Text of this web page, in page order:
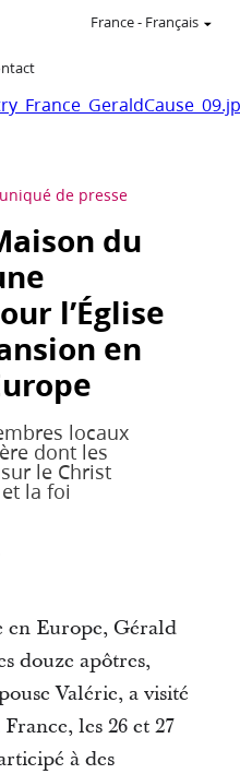
France- Français
de presse
du
l’Église
en
locaux
dont les
le Christ
la foi
en Europe, Gérald
douze apôtres,
Valérie, a visité
les 26 et 27
à des